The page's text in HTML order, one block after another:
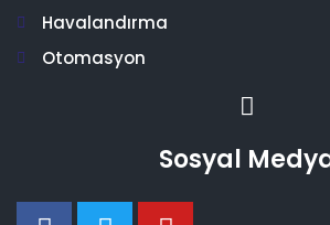
Havalandırma
Otomasyon
Sosyal